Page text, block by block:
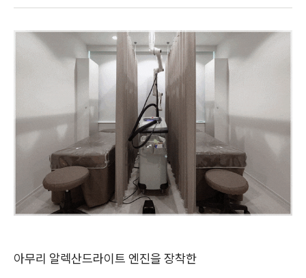
아무리 알렉산드라이트 엔진을 장착한